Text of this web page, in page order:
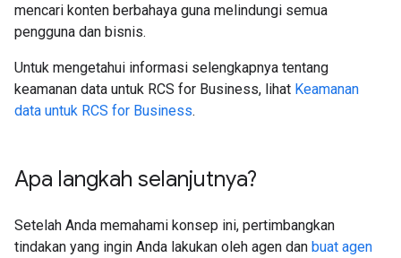
mencari konten berbahaya guna melindungi semua
pengguna dan bisnis.
Untuk mengetahui informasi selengkapnya tentang
keamanan data untuk RCS for Business, lihat Keamanan
data untuk RCS for Business.
Apa langkah selanjutnya?
Setelah Anda memahami konsep ini, pertimbangkan
tindakan yang ingin Anda lakukan oleh agen dan buat agen